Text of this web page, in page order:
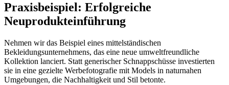
Praxisbeispiel: Erfolgreiche
Neuprodukteinführung
Nehmen wir das Beispiel eines mittelständischen
Bekleidungsunternehmens, das eine neue umweltfreundliche
Kollektion lanciert. Statt generischer Schnappschüsse investierten
sie in eine gezielte Werbefotografie mit Models in naturnahen
Umgebungen, die Nachhaltigkeit und Stil betonte.